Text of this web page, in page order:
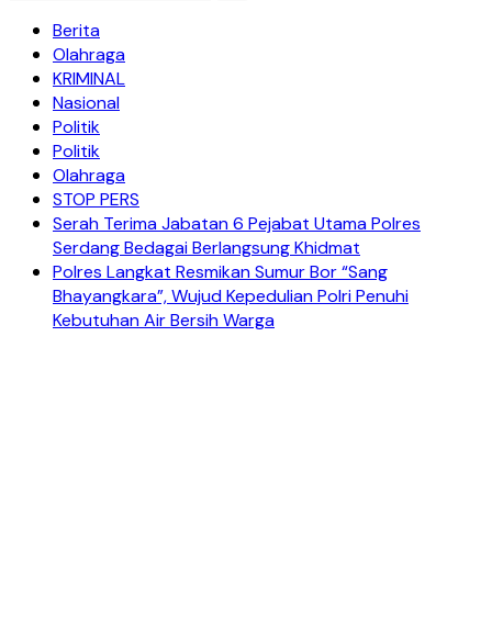
Berita
Olahraga
KRIMINAL
Nasional
Politik
Politik
Olahraga
STOP PERS
Serah Terima Jabatan 6 Pejabat Utama Polres
Serdang Bedagai Berlangsung Khidmat
Polres Langkat Resmikan Sumur Bor “Sang
Bhayangkara”, Wujud Kepedulian Polri Penuhi
Kebutuhan Air Bersih Warga